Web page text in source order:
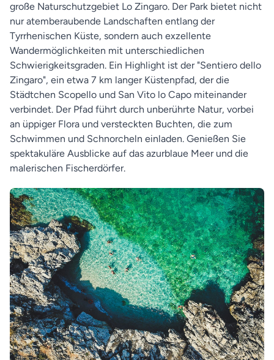
große Naturschutzgebiet Lo Zingaro. Der Park bietet nicht
nur atemberaubende Landschaften entlang der
Tyrrhenischen Küste, sondern auch exzellente
Wandermöglichkeiten mit unterschiedlichen
Schwierigkeitsgraden. Ein Highlight ist der "Sentiero dello
Zingaro", ein etwa 7 km langer Küstenpfad, der die
Städtchen Scopello und San Vito lo Capo miteinander
verbindet. Der Pfad führt durch unberührte Natur, vorbei
an üppiger Flora und versteckten Buchten, die zum
Schwimmen und Schnorcheln einladen. Genießen Sie
spektakuläre Ausblicke auf das azurblaue Meer und die
malerischen Fischerdörfer.